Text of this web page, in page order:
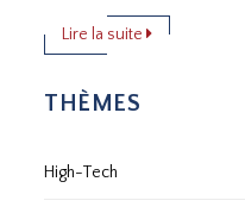
Lire la suite
THÈMES
High-Tech